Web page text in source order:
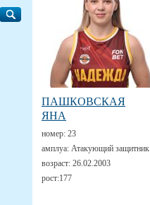
ПАШКОВСКАЯ
ЯНА
номер: 23
амплуа: Атакующий защитник
возраст: 26.02.2003
рост:177